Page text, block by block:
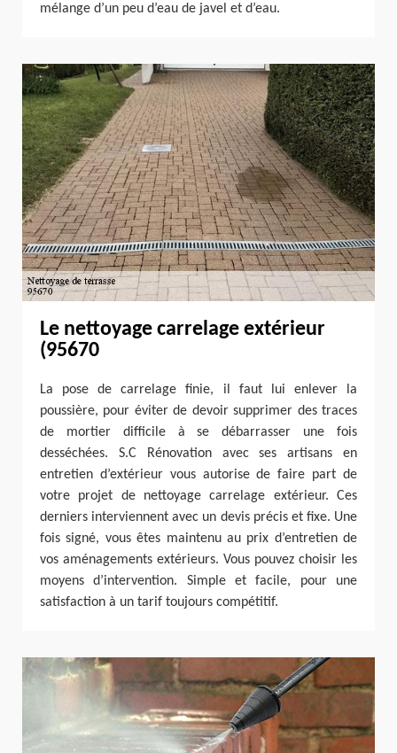
mélange d’un peu d’eau de javel et d’eau.
Le nettoyage carrelage extérieur
(95670
La pose de carrelage finie, il faut lui enlever la
poussière, pour éviter de devoir supprimer des traces
de mortier difficile à se débarrasser une fois
desséchées. S.C Rénovation avec ses artisans en
entretien d’extérieur vous autorise de faire part de
votre projet de nettoyage carrelage extérieur. Ces
derniers interviennent avec un devis précis et fixe. Une
fois signé, vous êtes maintenu au prix d’entretien de
vos aménagements extérieurs. Vous pouvez choisir les
moyens d’intervention. Simple et facile, pour une
satisfaction à un tarif toujours compétitif.